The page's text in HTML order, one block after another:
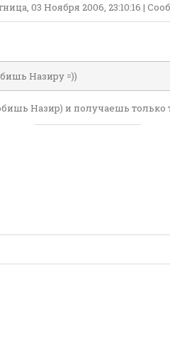
03 Ноября 2006, 23:10:16 |
Назиру =))
Назир) и получаешь только